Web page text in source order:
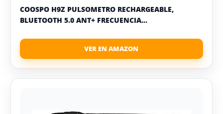
COOSPO H9Z PULSOMETRO RECHARGEABLE,
BLUETOOTH 5.0 ANT+ FRECUENCIA...